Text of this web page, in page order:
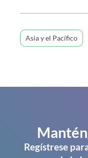
Asia y el Pacífico
Regístrese